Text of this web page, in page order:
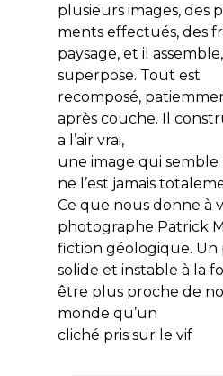
plusieurs images, des
ments effectués, des
paysage, et il
superpose. Tout est
recomposé,
après couche. Il
a l’air vrai,
une image qui
ne l’est jamais
Ce que nous donne à
photographe Patrick
fiction géologique. Un
solide et instable à la
être plus proche de
monde qu’un
cliché pris sur le vif